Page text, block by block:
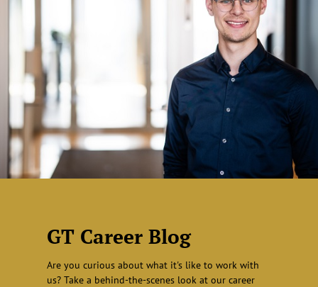
GT Career Blog
Are you curious about what it's like to work with
us? Take a behind-the-scenes look at our career